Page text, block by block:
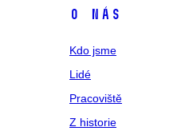
O NÁS
Kdo jsme
Lidé
Pracoviště
Z historie